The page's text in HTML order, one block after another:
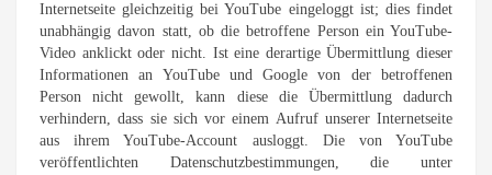
Internetseite gleichzeitig bei YouTube eingeloggt ist; dies findet
unabhängig davon statt, ob die betroffene Person ein YouTube-
Video anklickt oder nicht. Ist eine derartige Übermittlung dieser
Informationen an YouTube und Google von der betroffenen
Person nicht gewollt, kann diese die Übermittlung dadurch
verhindern, dass sie sich vor einem Aufruf unserer Internetseite
aus ihrem YouTube-Account ausloggt. Die von YouTube
veröffentlichten Datenschutzbestimmungen, die unter